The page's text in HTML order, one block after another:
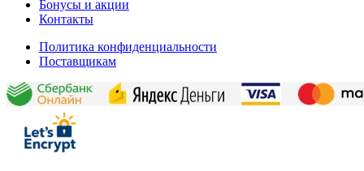
Бонусы и акции
Контакты
Политика конфиденциальности
Поставщикам